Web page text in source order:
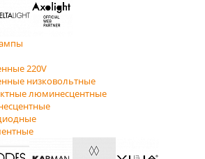
220V
низковольтные
люминесцентные